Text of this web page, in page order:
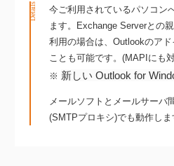
Details
今ご利用されているパソコン
ます。Exchange Serverとの
利用の場合は、Outlookのア
ことも可能です。(MAPIにも
※ 新しい Outlook for
メールソフトとメールサーバ
(SMTPプロキシ)でも動作しま